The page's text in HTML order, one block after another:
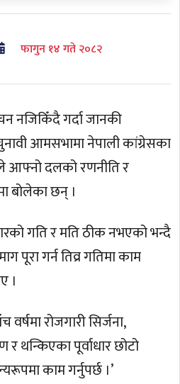
फागुन १४ गते २०८२
नजिकिँदै गर्दा जानकी
आमसभामा नेपाली कांग्रेसका
आफ्नो दलको रणनीति र
बोलेका छन् ।
गति र मति ठीक नभएको भन्दै
पूरा गर्न तिव्र गतिमा काम
।
रोजगारी सिर्जना,
र थन्किएका पूर्वाधार छोटो
काम गर्नुपर्छ ।’